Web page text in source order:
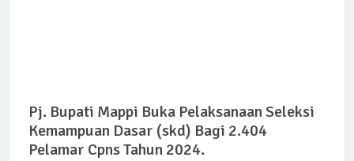
Pj. Bupati Mappi Buka Pelaksanaan Seleksi
Kemampuan Dasar (skd) Bagi 2.404
Pelamar Cpns Tahun 2024.